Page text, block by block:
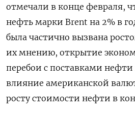
отмечали в конце февраля,
нефть марки Brent на 2% в
была частично вызвана
их мнению, открытие
перебои с поставками нефти
влияние американской
росту стоимости нефти в